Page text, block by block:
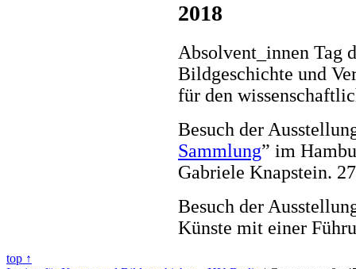
2018
Absolvent_innen Tag
Bildgeschichte und
für den
Besuch der
Sammlung” im
Gabriele Knapstein.
Besuch der
Künste mit einer
top ↑